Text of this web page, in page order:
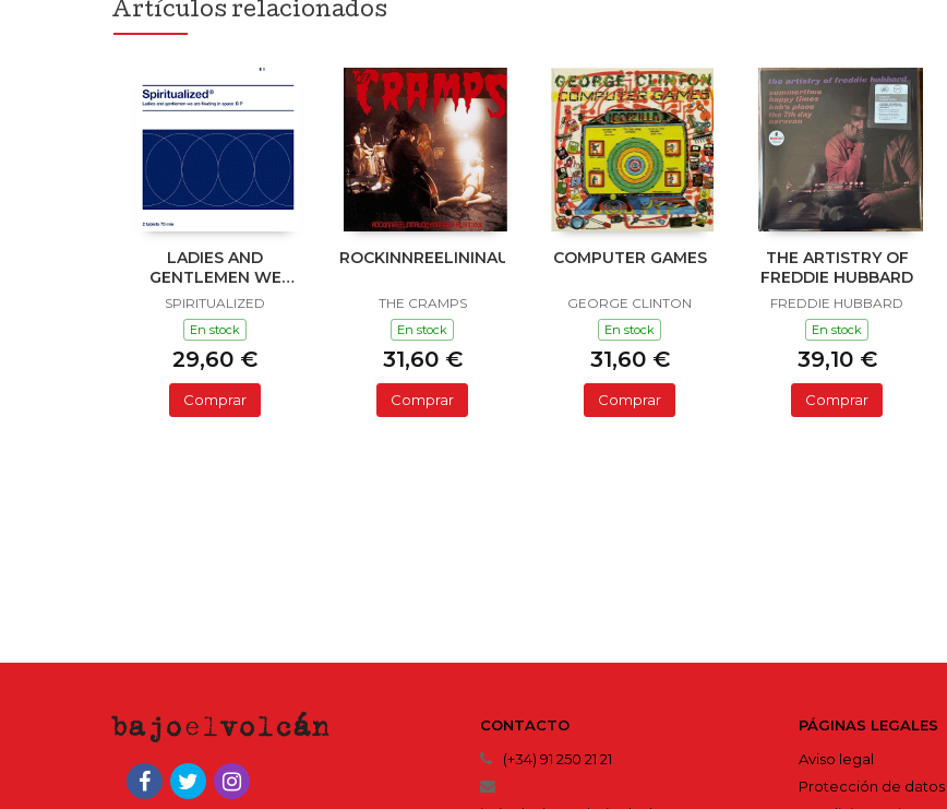
Artículos relacionados
LADIES AND
GENTLEMEN WE
ARE FLOATING IN
SPACE
SPIRITUALIZED
En stock
29,60 €
Comprar
ROCKINNREELININAUKLANDNEWZEALANDXXX
THE CRAMPS
En stock
31,60 €
Comprar
COMPUTER GAMES
GEORGE CLINTON
En stock
31,60 €
Comprar
THE ARTISTRY OF
FREDDIE HUBBARD
FREDDIE HUBBARD
En stock
39,10 €
Comprar
CONTACTO
(+34) 91 250 21 21
PÁGINAS LEGALES
Aviso legal
Protección de datos